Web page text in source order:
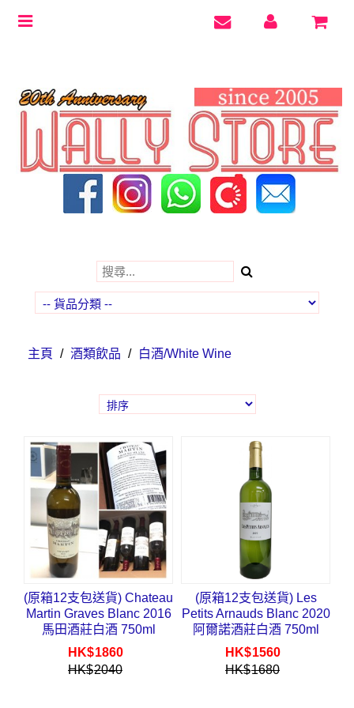
Toggle
主頁 / 酒類飲品 / 白酒/White Wine
(原箱12支包送貨) Chateau
Martin Graves Blanc 2016
馬田酒莊白酒 750ml
HK$1860
HK$2040
(原箱12支包送貨) Les
Petits Arnauds Blanc 2020
阿爾諾酒莊白酒 750ml
HK$1560
HK$1680